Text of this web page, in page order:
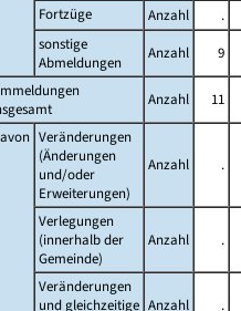
Fortzüge
Anzahl .
sonstige
Abmeldungen
Anzahl 9
Anzahl 11
Veränderungen
(Änderungen
und/oder
Erweiterungen)
Anzahl .
Verlegungen
(innerhalb der
Gemeinde)
Anzahl .
Veränderungen
und gleichzeitige Anzahl .